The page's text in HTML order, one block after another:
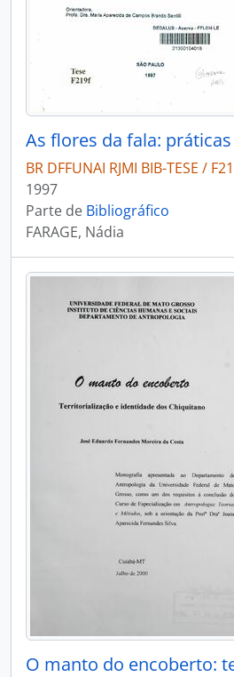
BR DFFUNAI RJMI BIB-TESE /
1997
Parte de Bibliográfico
FARAGE, Nádia